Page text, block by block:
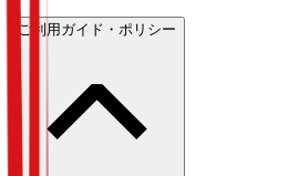
ご利用ガイド・ポリシー